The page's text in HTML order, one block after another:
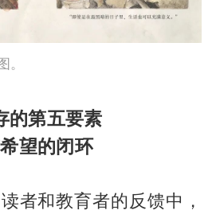
。
的第五要素
望的闭环
者和教育者的反馈中，